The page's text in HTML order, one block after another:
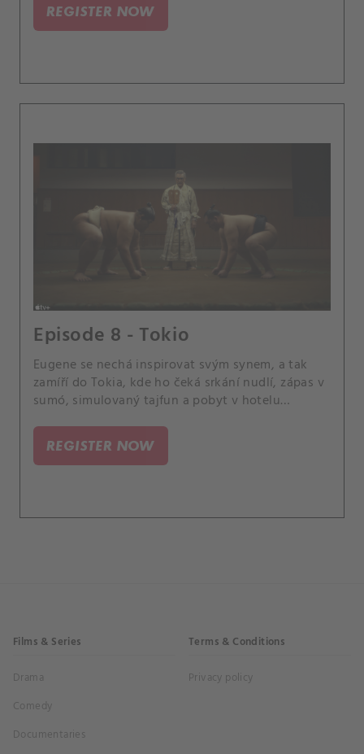
REGISTER NOW
Episode 8 - Tokio
Eugene se nechá inspirovat svým synem, a tak
zamíří do Tokia, kde ho čeká srkání nudlí, zápas v
sumó, simulovaný tajfun a pobyt v hotelu
REGISTER NOW
Films & Series
Drama
Comedy
Documentaries
Terms & Conditions
Privacy policy